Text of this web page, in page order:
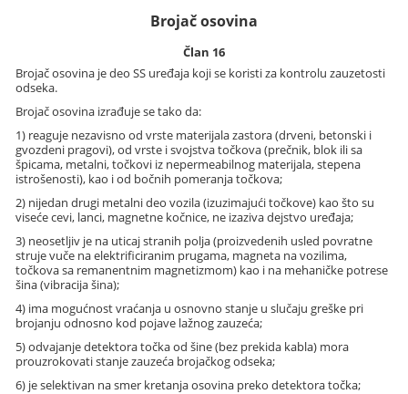
Brojač osovina
Član 16
Brojač osovina je deo SS uređaja koji se koristi za kontrolu zauzetosti
odseka.
Brojač osovina izrađuje se tako da:
1) reaguje nezavisno od vrste materijala zastora (drveni, betonski i
gvozdeni pragovi), od vrste i svojstva točkova (prečnik, blok ili sa
špicama, metalni, točkovi iz nepermeabilnog materijala, stepena
istrošenosti), kao i od bočnih pomeranja točkova;
2) nijedan drugi metalni deo vozila (izuzimajući točkove) kao što su
viseće cevi, lanci, magnetne kočnice, ne izaziva dejstvo uređaja;
3) neosetljiv je na uticaj stranih polja (proizvedenih usled povratne
struje vuče na elektrificiranim prugama, magneta na vozilima,
točkova sa remanentnim magnetizmom) kao i na mehaničke potrese
šina (vibracija šina);
4) ima mogućnost vraćanja u osnovno stanje u slučaju greške pri
brojanju odnosno kod pojave lažnog zauzeća;
5) odvajanje detektora točka od šine (bez prekida kabla) mora
prouzrokovati stanje zauzeća brojačkog odseka;
6) je selektivan na smer kretanja osovina preko detektora točka;